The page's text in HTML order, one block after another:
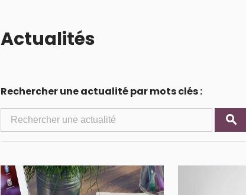
Actualités
Rechercher une actualité par mots clés :